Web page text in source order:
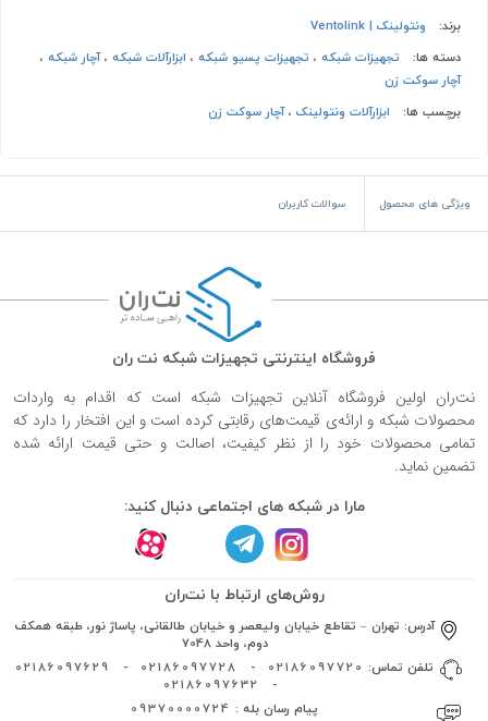
برند:
ونتولینک | Ventolink
دسته ها:
تجهیزات شبکه، تجهیزات پسیو شبکه، ابزارآلات شبکه، آچار شبکه،
آچار سوکت زن
برچسب ها:
ابزارآلات ونتولینک، آچار سوکت زن
ویژگی های محصول سوالات کاربران
فروشگاه اینترنتی تجهیزات شبکه نت ران
نت‌ران اولین فروشگاه آنلاین تجهیزات شبکه است که اقدام به واردات
محصولات شبکه و ارائه‌ی قیمت‌های رقابتی کرده است و این افتخار را دارد که
تمامی محصولات خود را از نظر کیفیت، اصالت و حتی قیمت ارائه شده
تضمین نماید.
مارا در شبکه های اجتماعی دنبال کنید:
روش‌های ارتباط با نت‌ران
آدرس:تهران – تقاطع خیابان ولیعصر و خیابان طالقانی، پاساژ نور، طبقه همکف
دوم، واحد 7048
تلفن تماس:02186097720
02186097728
02186097629
02186097632
پیام رسان بله : 09370000724